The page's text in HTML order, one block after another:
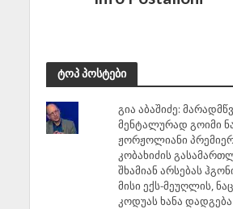
ტოპ პოსტები
გია აბაშიძე:
მენტალურად გოიმი
ჟორჟოლიანი
კობახიძის
შხამიან არსებას
მისი ექს-მეუღლის,
კოდუას ხანა